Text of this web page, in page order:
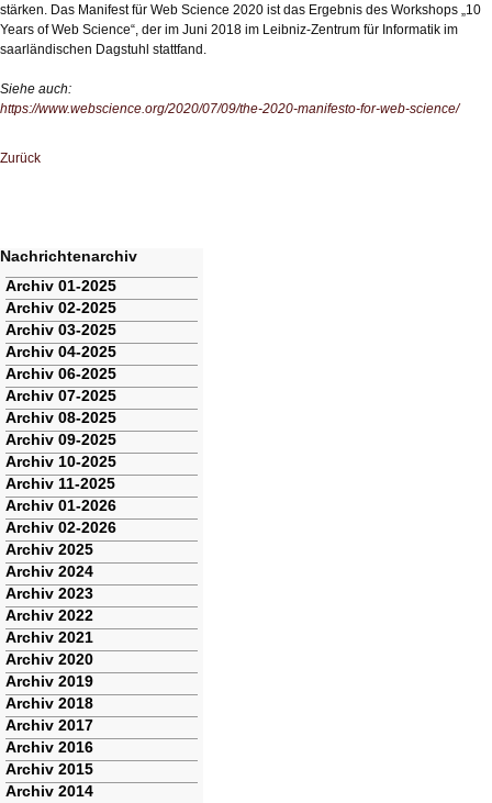
stärken. Das Manifest für Web Science 2020 ist das Ergebnis des Workshops „10
Years of Web Science“, der im Juni 2018 im Leibniz-Zentrum für Informatik im
saarländischen Dagstuhl stattfand.
Siehe auch:
https://www.webscience.org/2020/07/09/the-2020-manifesto-for-web-science/
Zurück
Nachrichtenarchiv
Navigation
überspringen
Archiv 01-2025
Archiv 02-2025
Archiv 03-2025
Archiv 04-2025
Archiv 06-2025
Archiv 07-2025
Archiv 08-2025
Archiv 09-2025
Archiv 10-2025
Archiv 11-2025
Archiv 01-2026
Archiv 02-2026
Archiv 2025
Archiv 2024
Archiv 2023
Archiv 2022
Archiv 2021
Archiv 2020
Archiv 2019
Archiv 2018
Archiv 2017
Archiv 2016
Archiv 2015
Archiv 2014